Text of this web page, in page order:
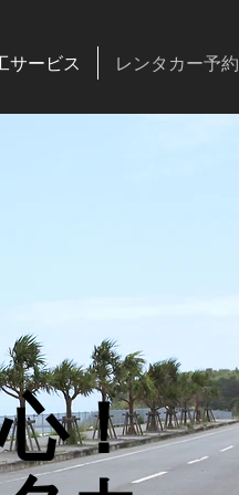
サービス レンタカー予約
！